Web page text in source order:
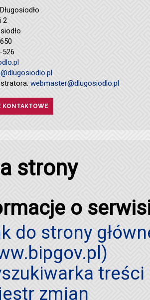
2
526
webmaster@dlugosiodlo.pl
KONTAKTOWE
strony
o
do strony
zmian